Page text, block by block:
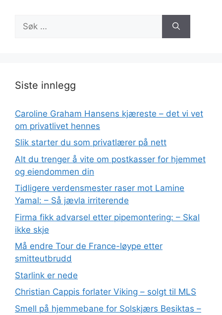
etter:
Siste innlegg
Caroline Graham Hansens kjæreste – det vi vet
om privatlivet hennes
Slik starter du som privatlærer på nett
Alt du trenger å vite om postkasser for hjemmet
og eiendommen din
Tidligere verdensmester raser mot Lamine
Yamal: – Så jævla irriterende
Firma fikk advarsel etter pipemontering: – Skal
ikke skje
Må endre Tour de France-løype etter
smitteutbrudd
Starlink er nede
Christian Cappis forlater Viking – solgt til MLS
Smell på hjemmebane for Solskjærs Besiktas –